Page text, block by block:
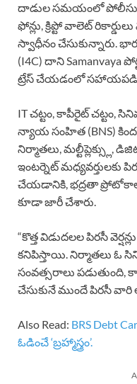
దాడుల సమయంలో
ఫోన్లు, క్రిప్టో వాలెట్
స్వాధీనం చేసుకున్నారు.
(I4C) దాని Samanvaya
ట్రేస్ చేయడంలో
IT చట్టం, కాపీరైట్
న్యాయ సంహిత (BNS)
నిర్మాతలు,
ఇంటర్నెట్ మధ్యవర్తులకు
చేయడానికి, భద్రతా
కూడా జారీ చేశారు.
“కొత్త విడుదలల పిరసీ
కనిపిస్తాయి. నిర్మాతలు
సంవత్సరాలు పడుతుంది,
చేసుకునే ముందే పిరసీ
Also Read: BRS Debt
ఓడించే ‘బ్రహ్మాస్త్రం’.